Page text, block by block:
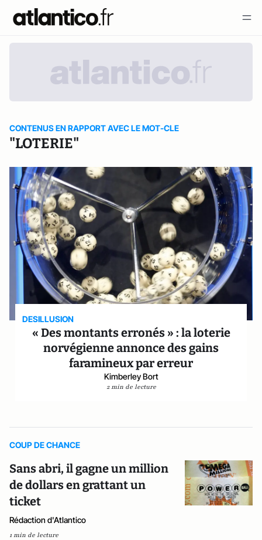
CONTENUS EN RAPPORT AVEC LE MOT-CLE
"LOTERIE"
DESILLUSION
« Des montants erronés » : la loterie
norvégienne annonce des gains
faramineux par erreur
Kimberley Bort
2 min de lecture
COUP DE CHANCE
Sans abri, il gagne un million
de dollars en grattant un
ticket
Rédaction d'Atlantico
1 min de lecture